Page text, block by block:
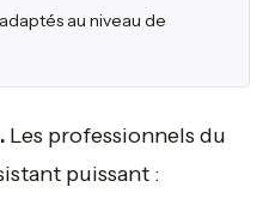
au niveau de
Les professionnels du
puissant :